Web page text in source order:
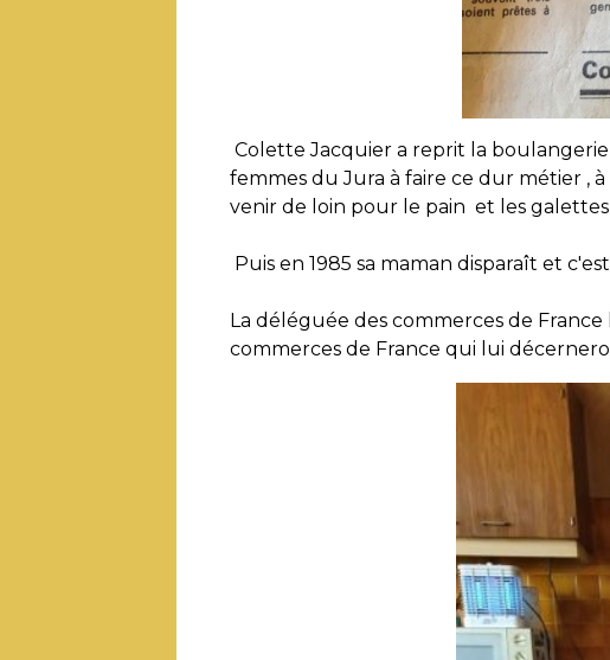
Colette Jacquier a reprit la boulangerie
femmes du Jura à faire ce dur métier ,
venir de loin pour le pain et les
Puis en 1985 sa maman disparaît et
La déléguée des commerces de
commerces de France qui lui